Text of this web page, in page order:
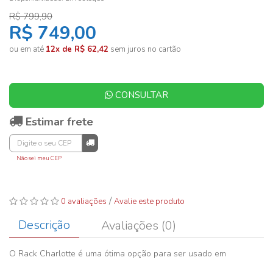
R$ 799,90
R$ 749,00
ou em até 12x de R$ 62,42 sem juros no cartão
CONSULTAR
Estimar frete
Não sei meu CEP
0 avaliações /Avalie este produto
Descrição Avaliações (0)
O Rack Charlotte é uma ótima opção para ser usado em